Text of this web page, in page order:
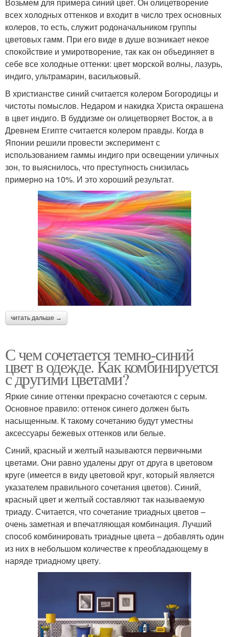
всех холодных оттенков и входит в число трех основных
колеров, то есть, служит родоначальником группы
цветовых гамм. При его виде в душе возникает некое
спокойствие и умиротворение, так как он объединяет в
себе все холодные оттенки: цвет морской волны, лазурь,
индиго, ультрамарин, васильковый.
В христианстве синий считается колером Богородицы и
чистоты помыслов. Недаром и накидка Христа окрашена
в цвет индиго. В буддизме он олицетворяет Восток, а в
Древнем Египте считается колером правды. Когда в
Японии решили провести эксперимент с
использованием гаммы индиго при освещении уличных
зон, то выяснилось, что преступность снизилась
примерно на 10%. И это хороший результат.
читать дальше →
С чем сочетается темно-синий
цвет в одежде. Как комбинируется
с другими цветами?
Яркие синие оттенки прекрасно сочетаются с серым.
Основное правило: оттенок синего должен быть
насыщенным. К такому сочетанию будут уместны
аксессуары бежевых оттенков или белые.
Синий, красный и желтый называются первичными
цветами. Они равно удалены друг от друга в цветовом
круге (имеется в виду цветовой круг, который является
указателем правильного сочетания цветов). Синий,
красный цвет и желтый составляют так называемую
триаду. Считается, что сочетание триадных цветов –
очень заметная и впечатляющая комбинация. Лучший
способ комбинировать триадные цвета – добавлять один
из них в небольшом количестве к преобладающему в
наряде триадному цвету.